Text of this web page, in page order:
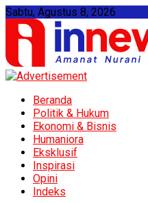
Sabtu, Agustus 8, 2026
Beranda
Politik & Hukum
Ekonomi & Bisnis
Humaniora
Eksklusif
Inspirasi
Opini
Indeks